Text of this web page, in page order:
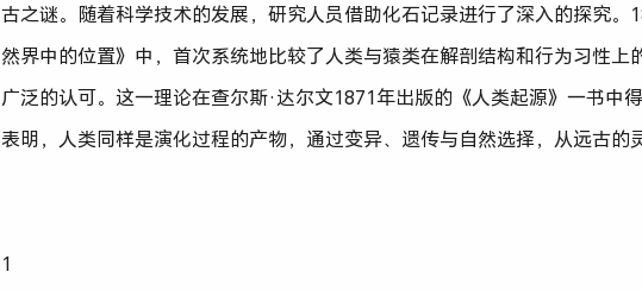
古之谜。随着科学技术的发展，研究人员借助化石记录进行了深入的探究。
然界中的位置》中，首次系统地比较了人类与猿类在解剖结构和行为习性上
广泛的认可。这一理论在查尔斯·达尔文1871年出版的《人类起源》一书中
表明，人类同样是演化过程的产物，通过变异、遗传与自然选择，从远古的
1